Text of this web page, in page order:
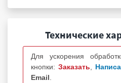
Технические
Для ускорения
кнопки: Заказать
Email